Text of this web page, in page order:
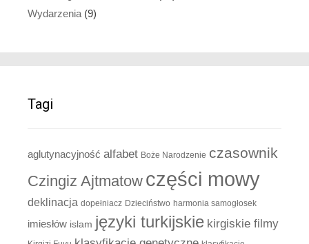
Wydarzenia (9)
Tagi
aglutynacyjność alfabet Boże Narodzenie czasownik
Czingiz Ajtmatow części mowy
deklinacja dopełniacz Dzieciństwo harmonia samogłosek
imiesłów islam języki turkijskie kirgiskie filmy